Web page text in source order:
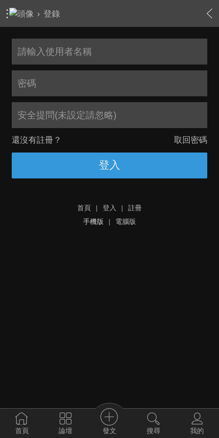
› 登錄
安全提問(未設定請忽略)
還沒有註冊？ 取回密碼
登入
首頁 | 登入 |
註冊
手機版
| 電腦版
首頁 論壇 發文 搜尋 我的